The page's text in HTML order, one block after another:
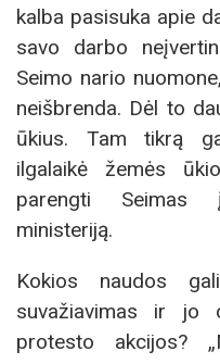
kalba pasisuka apie
savo darbo
Seimo nario
neišbrenda. Dėl to
ūkius. Tam tikrą
ilgalaikė žemės
parengti Seimas
ministeriją.
Kokios naudos
suvažiavimas ir jo
protesto akcijos?